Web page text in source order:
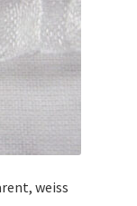
weiss